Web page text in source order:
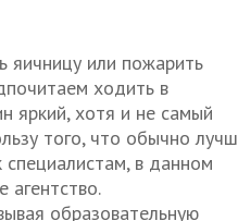
яичницу или пожарить
ходить в
яркий, хотя и не самый
того, что обычно
в данном
агентство.
образовательную